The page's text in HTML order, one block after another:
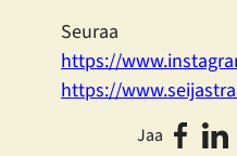
Seuraa
https://
https://
Jaa